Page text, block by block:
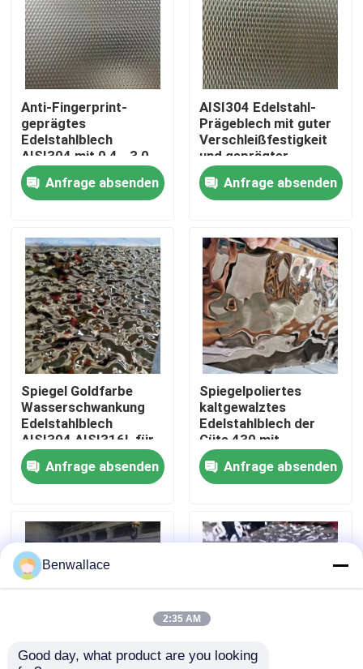
Zu Hause
Produkte
Videos
Über uns
Werksbesichtigung
Qualitätskontrolle
Neuigkeiten
Bitte um ein Angebot
Anti-Fingerprint-
geprägtes
Edelstahlblech
AISI304 mit 0,4 - 3,0
mm Dicke für
architektonische
Anwendungen
Anfrage absenden
AISI304 Edelstahl-
Prägeblech mit guter
Verschleißfestigkeit
und geprägter
Oberfläche für
dekorative
Anwendungen
Anfrage absenden
Spiegel Goldfarbe
Wasserschwankung
Edelstahlblech
AISI304 AISI316L für
Deckendekoration
Anfrage absenden
Spiegelpoliertes
kaltgewalztes
Edelstahlblech der
Güte 430 mit
Wasserwellenmuster
und PVD-Farbe
Anfrage absenden
Benwallace
2:35 AM
Good day, what product are you looking